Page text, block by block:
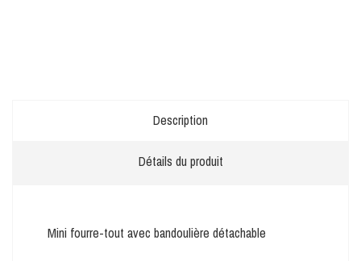
Description
Détails du produit
Mini fourre-tout avec bandoulière détachable